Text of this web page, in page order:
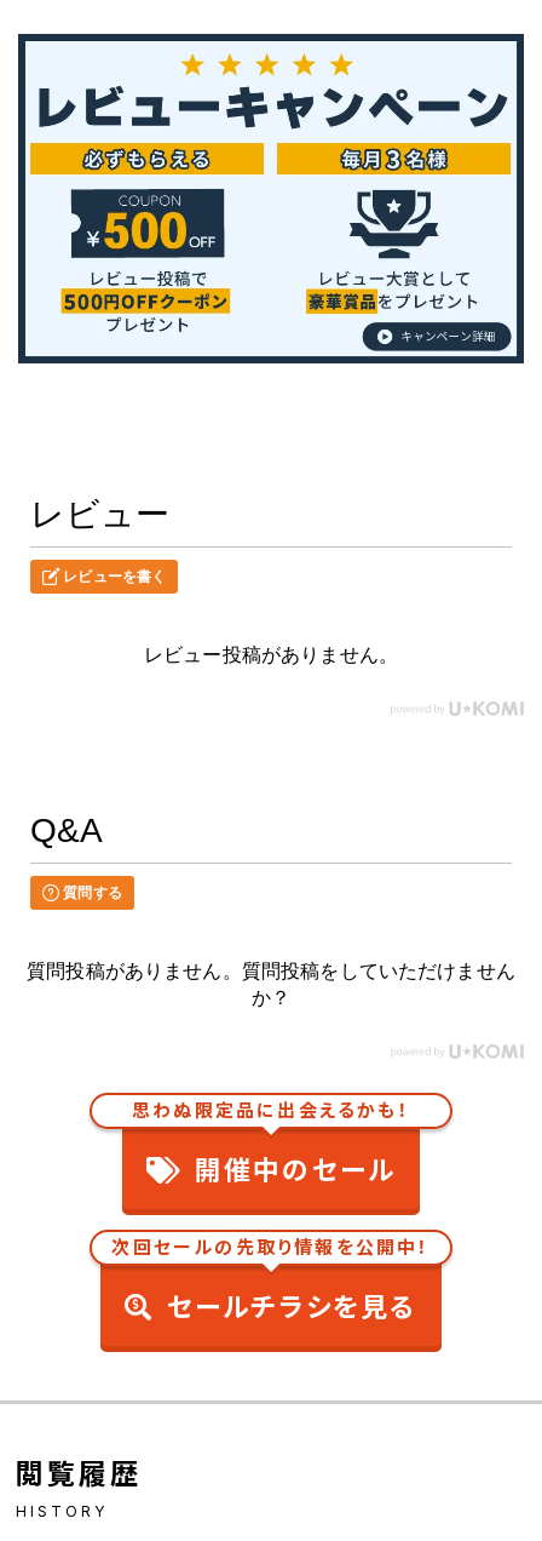
レビュー
レビューを書く
レビュー投稿がありません。
Q&A
質問する
質問投稿がありません。質問投稿をしていただけません
か？
思わぬ限定品に出会えるかも！
開催中のセール
次回セールの先取り情報を公開中！
セールチラシを見る
閲覧履歴
HISTORY